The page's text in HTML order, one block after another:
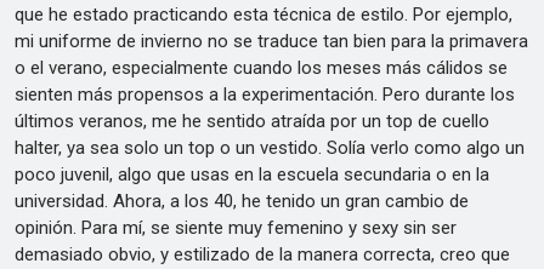
que he estado practicando esta técnica de estilo. Por ejemplo,
mi uniforme de invierno no se traduce tan bien para la primavera
o el verano, especialmente cuando los meses más cálidos se
sienten más propensos a la experimentación. Pero durante los
últimos veranos, me he sentido atraída por un top de cuello
halter, ya sea solo un top o un vestido. Solía verlo como algo un
poco juvenil, algo que usas en la escuela secundaria o en la
universidad. Ahora, a los 40, he tenido un gran cambio de
opinión. Para mí, se siente muy femenino y sexy sin ser
demasiado obvio, y estilizado de la manera correcta, creo que